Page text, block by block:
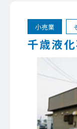
小売業
千歳液